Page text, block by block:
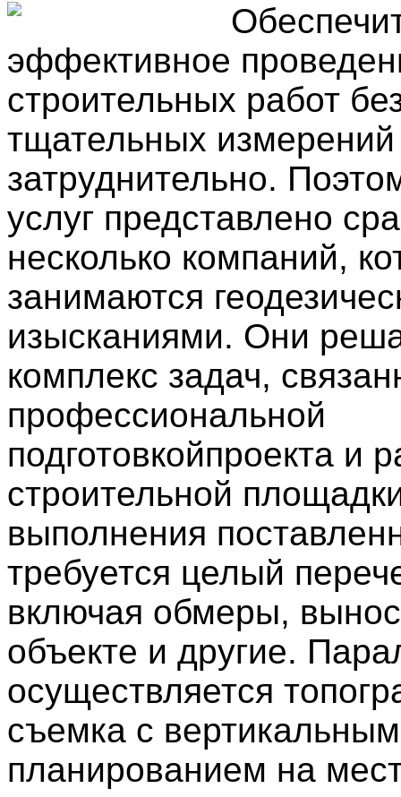
эффективное
строительных работ
тщательных измерений
затруднительно.
услуг представлено
несколько компаний,
занимаются
изысканиями. Они
комплекс задач,
профессиональной
подготовкойпроекта и
строительной
выполнения
требуется целый
включая обмеры,
объекте и другие.
осуществляется
съемка с вертикальным
планированием на